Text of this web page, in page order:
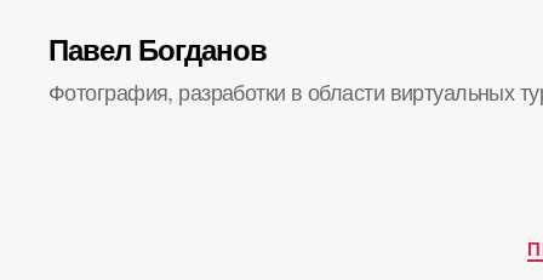
Павел Богданов
Фотография, разработки в области виртуальных